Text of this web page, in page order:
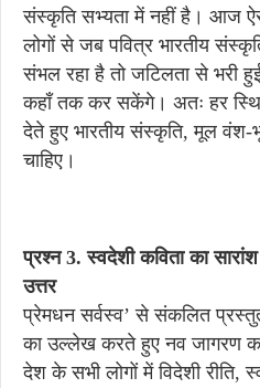
संस्कृति सभ्यता में नहीं है। आज
लोगों से जब पवित्र भारतीय
संभल रहा है तो जटिलता से भरी हुई
कहाँ तक कर सकेंगे। अतः हर
देते हुए भारतीय संस्कृति, मूल वंश-
चाहिए।
प्रश्न 3. स्वदेशी कविता का
उत्तर
प्रेमधन सर्वस्व’ से संकलित
का उल्लेख करते हुए नव जागरण
देश के सभी लोगों में विदेशी रीति,